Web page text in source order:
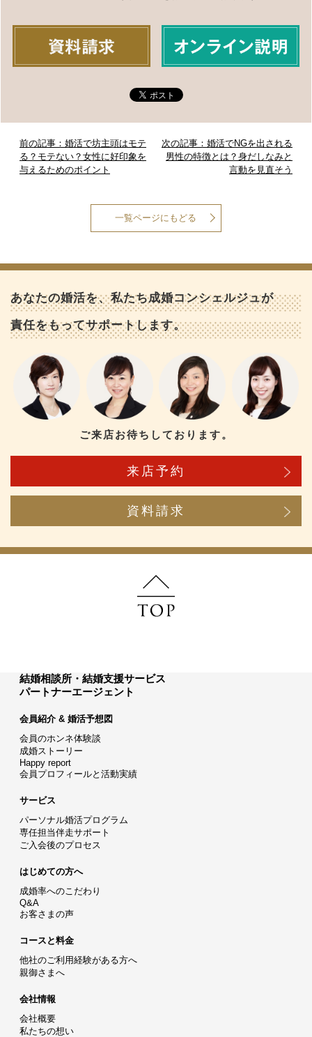
前の記事：婚活で坊主頭はモテ
る？モテない？女性に好印象を
与えるためのポイント
次の記事：婚活でNGを出される
男性の特徴とは？身だしなみと
言動を見直そう
一覧ページにもどる
あなたの婚活を、私たち成婚コンシェルジュが
責任をもってサポートします。
ご来店お待ちしております。
来店予約
資料請求
結婚相談所・結婚支援サービス
パートナーエージェント
会員紹介 & 婚活予想図
会員のホンネ体験談
成婚ストーリー
Happy report
会員プロフィールと活動実績
サービス
パーソナル婚活プログラム
専任担当伴走サポート
ご入会後のプロセス
はじめての方へ
成婚率へのこだわり
Q&A
お客さまの声
コースと料金
他社のご利用経験がある方へ
親御さまへ
会社情報
会社概要
私たちの想い